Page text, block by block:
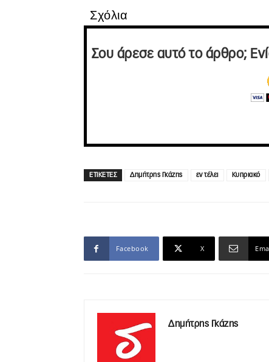
Σχόλια
Σου άρεσε αυτό το άρθρο;
ΕΤΙΚΕΤΕΣ Δημήτρης Γκάζης εν τέλει Κυπριακό
Facebook X
Δημήτρης Γκάζης